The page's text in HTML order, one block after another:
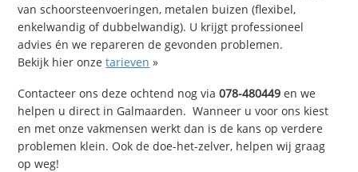
van schoorsteenvoeringen, metalen buizen (flexibel,
enkelwandig of dubbelwandig). U krijgt professioneel
advies én we repareren de gevonden problemen.
Bekijk hier onzetarieven »
Contacteer ons deze ochtend nog via078-480449 en we
helpen u direct in Galmaarden. Wanneer u voor ons kiest
en met onze vakmensen werkt dan is de kans op verdere
problemen klein. Ook de doe-het-zelver, helpen wij graag
op weg!